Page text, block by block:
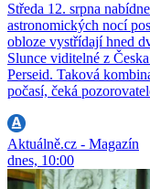
Středa 12. srpna
astronomických nocí
obloze vystřídají hned
Slunce viditelné z
Perseid. Taková
počasí, čeká
Aktuálně.cz - Magazín
dnes, 10:00